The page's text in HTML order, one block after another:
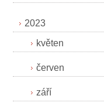
2023
květen
červen
září